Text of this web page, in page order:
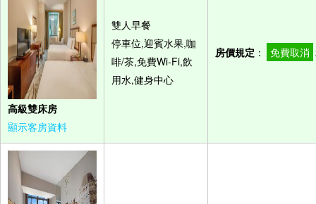
高級雙床房
顯示客房資料
雙人早餐
停車位,迎賓水果,咖
啡/茶,免費Wi-Fi,飲
用水,健身中心
房價規定 ： 免費取消